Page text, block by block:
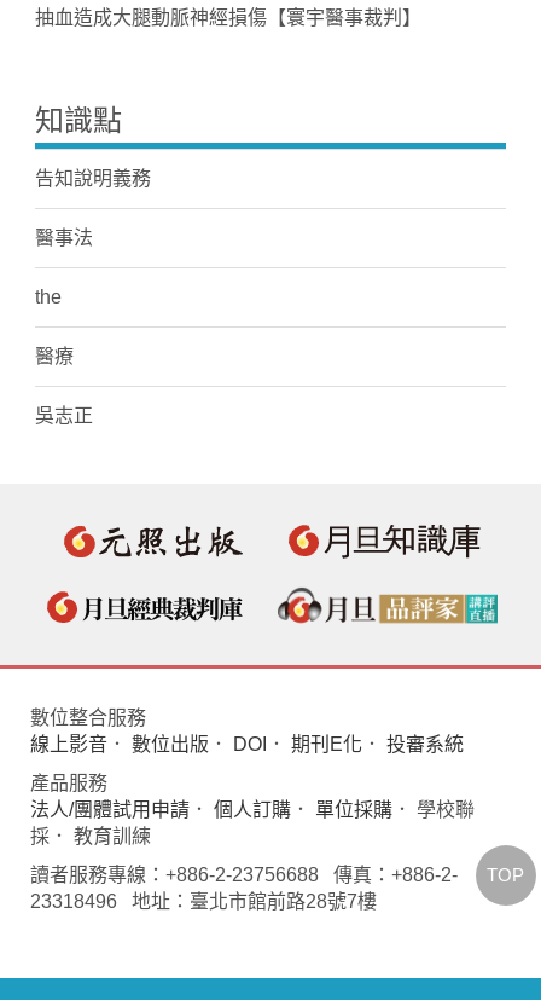
抽血造成大腿動脈神經損傷【寰宇醫事裁判】
知識點
告知說明義務
醫事法
the
醫療
吳志正
數位整合服務
線上影音 ． 數位出版 ． DOI ． 期刊E化 ． 投審系統
產品服務
法人/團體試用申請 ． 個人訂購 ． 單位採購 ． 學校聯
採． 教育訓練
讀者服務專線：+886-2-23756688 傳真：+886-2-
23318496 地址：臺北市館前路28號7樓
TOP